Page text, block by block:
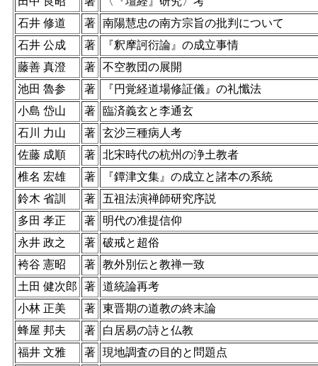
石井 修道
著 南陽慧忠の南方宗旨の批判について
石井 公成
著 『釈摩訶衍論』の成立事情
藤善 真澄
著 不空教団の展開
池田 魯参
著 『円覚経道場修証儀』の礼懺法
小島 岱山
著 臨済義玄と李通玄
石川 力山
著 玄沙三種病人考
佐藤 成順
著 北宋時代の杭州の浄土教者
椎名 宏雄
著 『鐔津文集』の成立と諸本の系統
鈴木 省訓
著 五祖法演禅師研究序説
多田 孝正
著 明代の准提信仰
永井 政之
著 破戒と超俗
袴谷 憲昭
著 教外別伝と教禅一致
土田 健次郎
著 道統論再考
小林 正美
著 東晋期の道教の終末論
蜂屋 邦夫
著 白居易の詩と仏教
福井 文雅
著 現地調査の目的と問題点